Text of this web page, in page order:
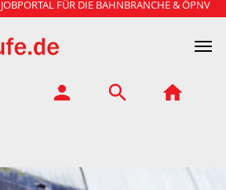
JOBPORTAL FÜR DIE BAHNBRANCHE & ÖPNV